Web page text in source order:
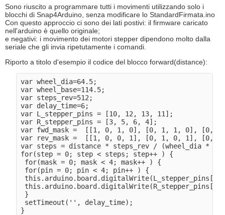
Sono riuscito a programmare tutti i movimenti utilizzando solo i
blocchi di Snap4Arduino, senza modificare lo StandardFirmata.ino
Con questo approccio ci sono dei lati postivi: il firmware caricato
nell'arduino è quello originale;
e negativi: i movimento dei motori stepper dipendono molto dalla
seriale che gli invia ripetutamente i comandi.
Riporto a titolo d'esempio il codice del blocco forward(distance):
var wheel_dia=64.5;
var wheel_base=114.5;
var steps_rev=512;
var delay_time=6;
var L_stepper_pins = [10, 12, 13, 11];
var R_stepper_pins = [3, 5, 6, 4];
var fwd_mask =  [[1, 0, 1, 0], [0, 1, 1, 0],
var rev_mask =  [[1, 0, 0, 1], [0, 1, 0, 1],
var steps = distance * steps_rev / (wheel_dia *
for(step = 0; step < steps; step++ ) {
for(mask = 0; mask < 4; mask++ ) {
for(pin = 0; pin < 4; pin++ ) {
}
setTimeout('', delay_time);
}